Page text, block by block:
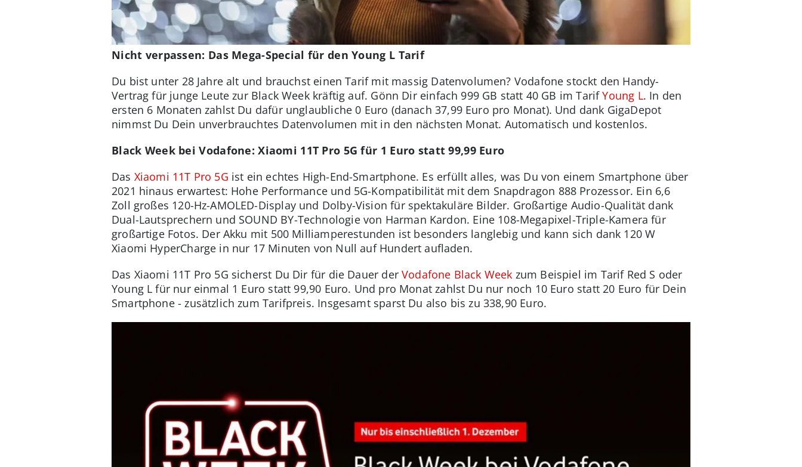
Nicht verpassen: Das Mega-Special für den Young L Tarif
Du bist unter 28 Jahre alt und brauchst einen Tarif mit massig Datenvolumen? Vodafone stockt den Handy-
Vertrag für junge Leute zur Black Week kräftig auf. Gönn Dir einfach 999 GB statt 40 GB im TarifYoung L. In den
ersten 6 Monaten zahlst Du dafür unglaubliche 0 Euro (danach 37,99 Euro pro Monat). Und dank GigaDepot
nimmst Du Dein unverbrauchtes Datenvolumen mit in den nächsten Monat. Automatisch und kostenlos.
Black Week bei Vodafone: Xiaomi 11T Pro 5G für 1 Euro statt 99,99 Euro
Das Xiaomi 11T Pro 5G ist ein echtes High-End-Smartphone. Es erfüllt alles, was Du von einem Smartphone über
2021 hinaus erwartest: Hohe Performance und 5G-Kompatibilität mit dem Snapdragon 888 Prozessor. Ein 6,6
Zoll großes 120-Hz-AMOLED-Display und Dolby-Vision für spektakuläre Bilder. Großartige Audio-Qualität dank
Dual-Lautsprechern und SOUND BY-Technologie von Harman Kardon. Eine 108-Megapixel-Triple-Kamera für
großartige Fotos. Der Akku mit 500 Milliamperestunden ist besonders langlebig und kann sich dank 120 W
Xiaomi HyperCharge in nur 17 Minuten von Null auf Hundert aufladen.
Das Xiaomi 11T Pro 5G sicherst Du Dir für die Dauer derVodafone Black Week zum Beispiel im Tarif Red S oder
Young L für nur einmal 1 Euro statt 99,90 Euro. Und pro Monat zahlst Du nur noch 10 Euro statt 20 Euro für Dein
Smartphone - zusätzlich zum Tarifpreis. Insgesamt sparst Du also bis zu 338,90 Euro.